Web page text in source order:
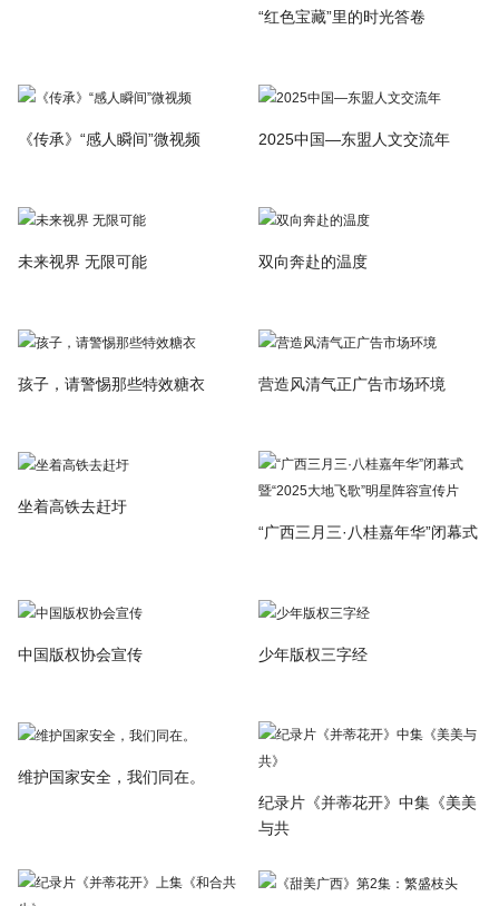
“红色宝藏”里的时光答卷
《传承》“感人瞬间”微视频 2025中国—东盟人文交流年
未来视界 无限可能 双向奔赴的温度
孩子，请警惕那些特效糖衣 营造风清气正广告市场环境
坐着高铁去赶圩
“广西三月三·八桂嘉年华”闭幕式
中国版权协会宣传 少年版权三字经
维护国家安全，我们同在。
纪录片《并蒂花开》中集《美美
与共